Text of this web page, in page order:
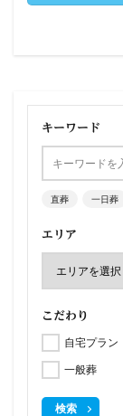
キーワード
直葬 一日葬
エリア
こだわり
自宅プラン
一般葬
検索